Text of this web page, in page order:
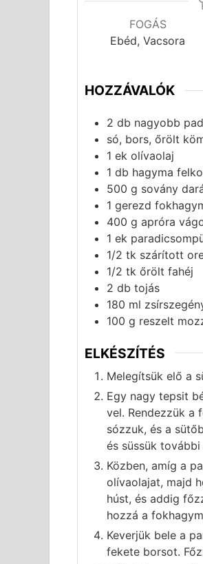
FOGÁS
Ebéd, Vacsora
HOZZÁVALÓK
2 db nagyobb
só, bors, őrölt
1 ek olívaolaj
1 db hagyma
500 g sovány
1 gerezd
400 g apróra
1 ek
1/2 tk szárított
1/2 tk őrölt fahéj
2 db tojás
180 ml
100 g reszelt
ELKÉSZÍTÉS
Melegítsük elő a
Egy nagy tepsit
vel. Rendezzük a
sózzuk, és a
és süssük további
Közben, amíg a
olívaolajat, majd
húst, és addig
hozzá a
Keverjük bele a
fekete borsot.